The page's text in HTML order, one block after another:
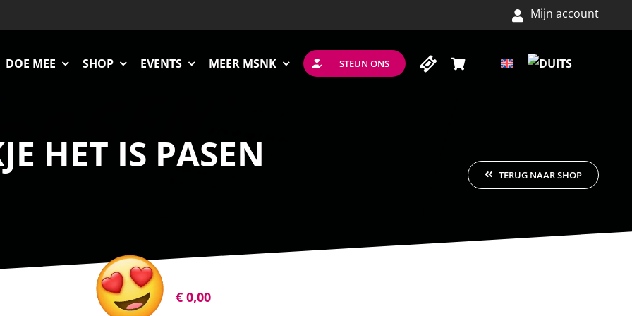
Mijn account
DOE MEE SHOP EVENTS MEER MSNK STEUN ONS
HET IS PASEN
TERUG NAAR SHOP
€0,00